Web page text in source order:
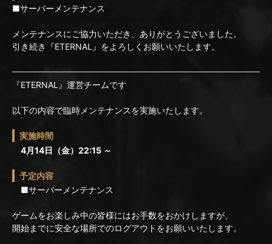
■サーバーメンテナンス
メンテナンスにご協力いただき、ありがとうございました。
引き続き『ETERNAL』をよろしくお願いいたします。
『ETERNAL』運営チームです
以下の内容で臨時メンテナンスを実施いたします。
実施時間
4月14日（金）22:15 ～
予定内容
■サーバーメンテナンス
ゲームをお楽しみ中の皆様にはお手数をおかけしますが、
開始までに安全な場所でのログアウトをお願いいたします。